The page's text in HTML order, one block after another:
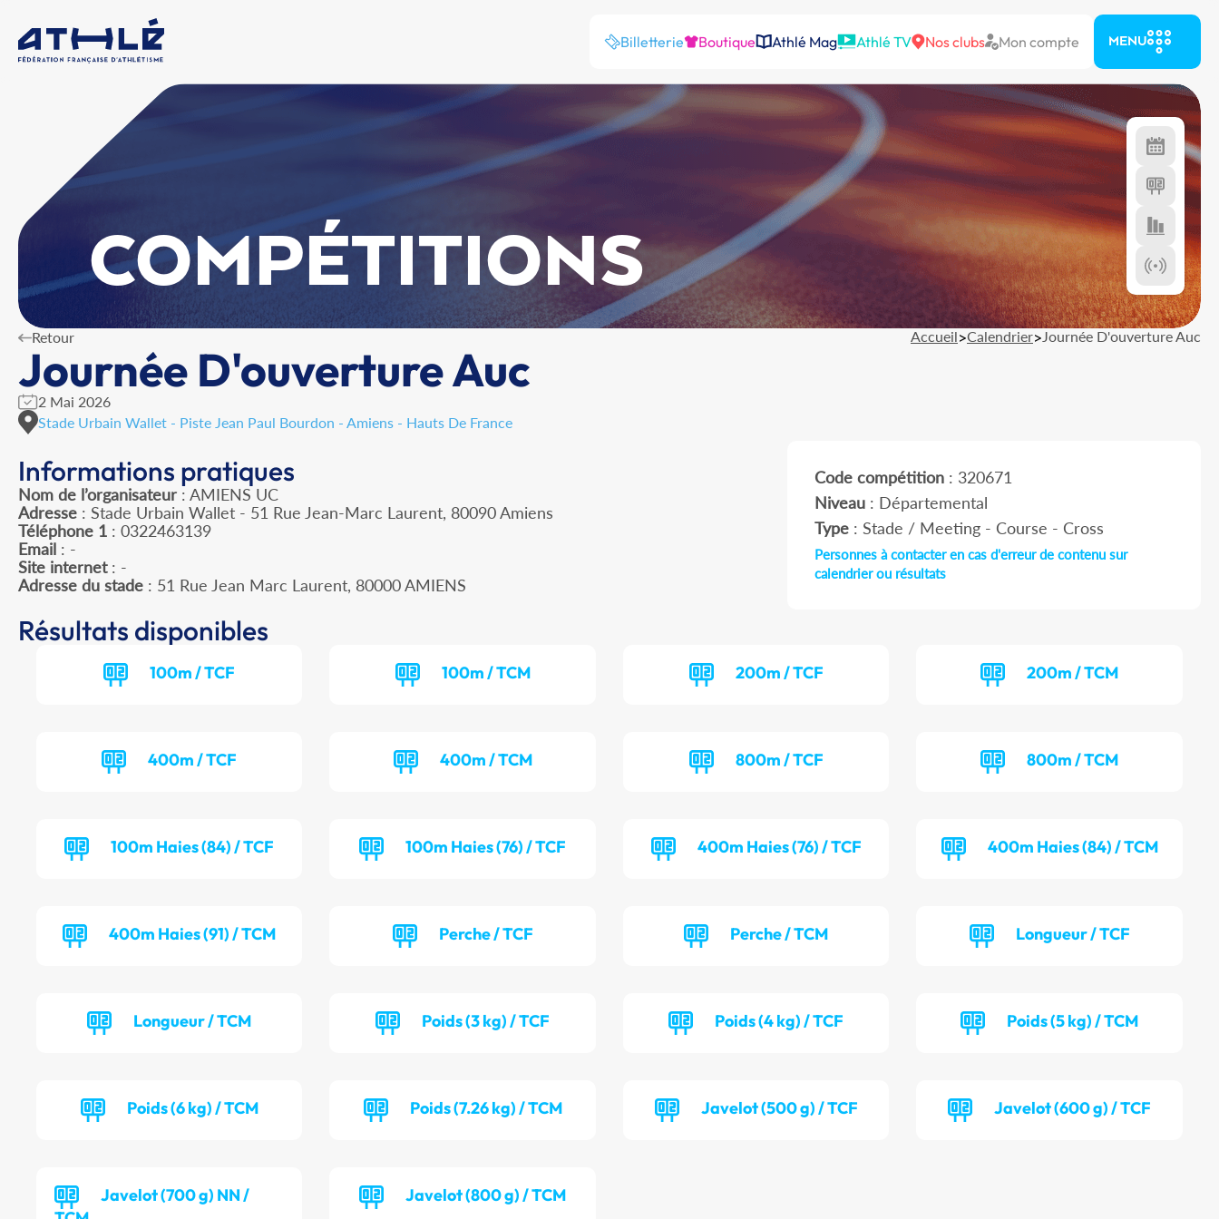
Billetterie Boutique Athlé Mag Athlé TV Nos clubs Mon compte MENU
COMPÉTITIONS
Retour Accueil>Calendrier>Journée D'ouverture Auc
Journée D'ouverture Auc
2 Mai 2026
Stade Urbain Wallet - Piste Jean Paul Bourdon - Amiens - Hauts De France
Informations pratiques
Nom de l’organisateur : AMIENS UC
Adresse : Stade Urbain Wallet - 51 Rue Jean-Marc Laurent, 80090 Amiens
Téléphone 1 : 0322463139
Email : -
Site internet: -
Adresse du stade : 51 Rue Jean Marc Laurent, 80000 AMIENS
Code compétition: 320671
Niveau: Départemental
Type: Stade / Meeting - Course - Cross
Personnes à contacter en cas d'erreur de contenu sur
calendrier ou résultats
Résultats disponibles
100m / TCF 100m / TCM 200m / TCF 200m / TCM
400m / TCF 400m / TCM 800m / TCF 800m / TCM
100m Haies (84) / TCF 100m Haies (76) / TCF 400m Haies (76) / TCF 400m Haies (84) / TCM
400m Haies (91) / TCM Perche / TCF Perche / TCM Longueur / TCF
Longueur / TCM Poids (3 kg) / TCF Poids (4 kg) / TCF Poids (5 kg) / TCM
Poids (6 kg) / TCM Poids (7.26 kg) / TCM Javelot (500 g) / TCF Javelot (600 g) / TCF
Javelot (700 g) NN /
Javelot (800 g) / TCM